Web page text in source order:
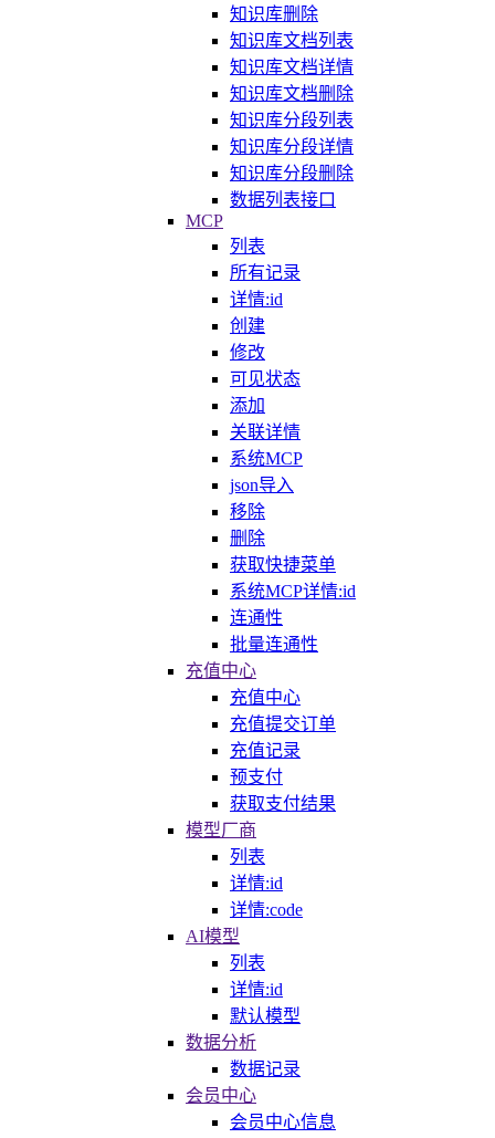
知识库删除
知识库文档列表
知识库文档详情
知识库文档删除
知识库分段列表
知识库分段详情
知识库分段删除
数据列表接口
MCP
列表
所有记录
详情:id
创建
修改
可见状态
添加
关联详情
系统MCP
json导入
移除
删除
获取快捷菜单
系统MCP详情:id
连通性
批量连通性
充值中心
充值中心
充值提交订单
充值记录
预支付
获取支付结果
模型厂商
列表
详情:id
详情:code
AI模型
列表
详情:id
默认模型
数据分析
数据记录
会员中心
会员中心信息